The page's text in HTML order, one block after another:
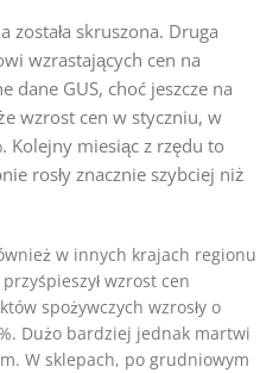
została skruszona. Druga
wzrastających cen na
dane GUS, choć jeszcze na
wzrost cen w styczniu, w
Kolejny miesiąc z rzędu to
rosły znacznie szybciej niż
w innych krajach regionu
wzrost cen
spożywczych wzrosły o
Dużo bardziej jednak martwi
W sklepach, po grudniowym